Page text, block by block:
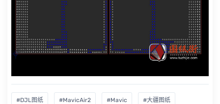
#DJL图纸 #MavicAir2 #Mavic #大疆图纸